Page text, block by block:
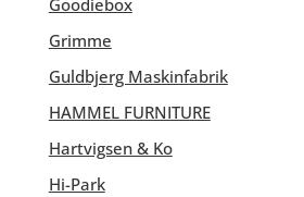
Goodiebox
Grimme
Guldbjerg Maskinfabrik
HAMMEL FURNITURE
Hartvigsen & Ko
Hi-Park